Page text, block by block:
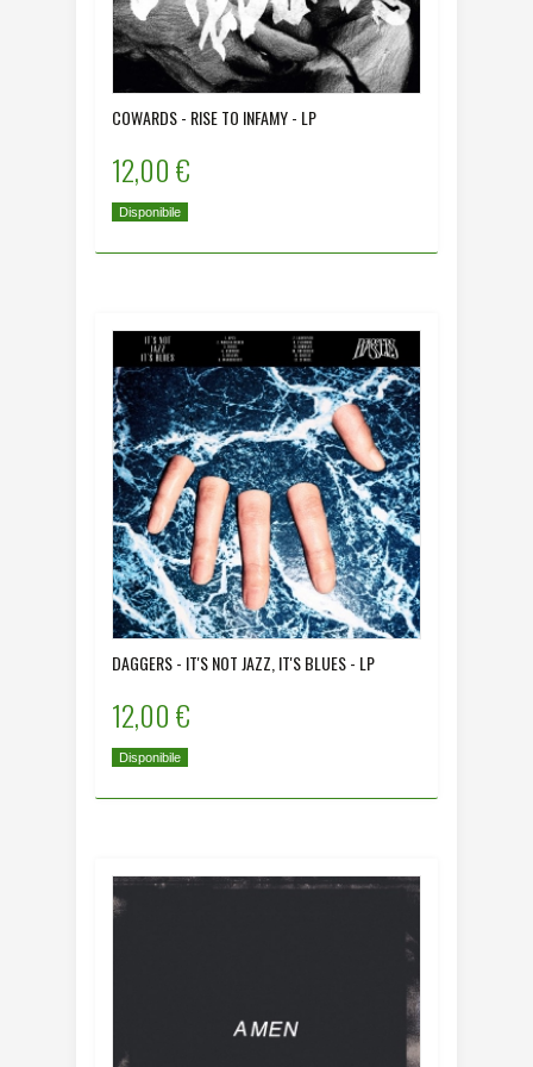
COWARDS - RISE TO INFAMY - LP
12,00 €
Disponibile
DAGGERS - IT'S NOT JAZZ, IT'S BLUES - LP
12,00 €
Disponibile